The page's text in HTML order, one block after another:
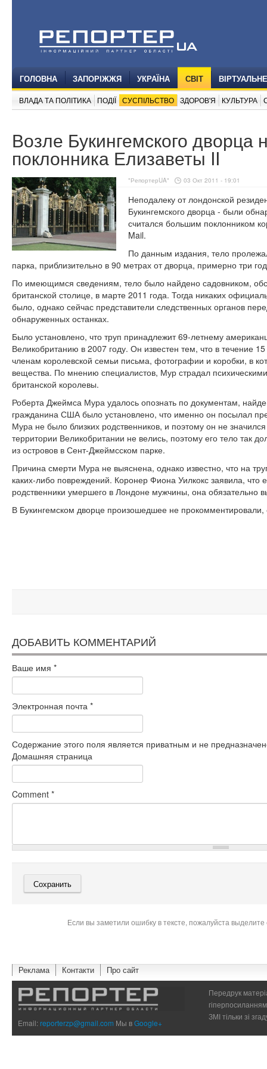
ГОЛОВНА ЗАПОРІЖЖЯ УКРАЇНА СВІТ
ВЛАДА ТА ПОЛІТИКА ПОДІЇ СУСПІЛЬСТВО ЗДОРОВ'Я КУЛЬТУРА
Возле Букингемского дворца
поклонника Елизаветы II
"РепортерUA" 03 Окт 2011 - 19:01
Неподалеку от лондонской
Букингемского дворца - были
считался большим поклонником
Mail.
По данным издания, тело
парка, приблизительно в 90 метрах от дворца, примерно три
По имеющимся сведениям, тело было найдено садовником,
британской столице, в марте 2011 года. Тогда никаких
было, однако сейчас представители следственных органов
обнаруженных останках.
Было установлено, что труп принадлежит 69-летнему
Великобританию в 2007 году. Он известен тем, что в течение
членам королевской семьи письма, фотографии и коробки, в
вещества. По мнению специалистов, Мур страдал
британской королевы.
Роберта Джеймса Мура удалось опознать по документам,
гражданина США было установлено, что именно он посылал
Мура не было близких родственников, и поэтому он не
территории Великобритании не велись, поэтому его тело так
из островов в Сент-Джеймсском парке.
Причина смерти Мура не выяснена, однако известно, что на
каких-либо повреждений. Коронер Фиона Уилкокс заявила, что
родственники умершего в Лондоне мужчины, она обязательно
В Букингемском дворце произошедшее не
ДОБАВИТЬ КОММЕНТАРИЙ
Ваше имя *
Электронная почта *
Содержание этого поля является приватным и не
Домашняя страница
Comment *
Если вы заметили ошибку в тексте, пожалуйста
Реклама Контакти Про сайт
Email:reporterzp@gmail.com Мы вGoogle+
Передрук
ЗМІ тільки зі